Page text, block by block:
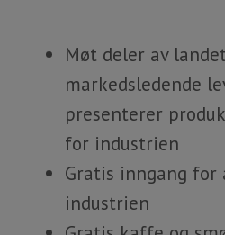
Møt deler av
markedsledende
presenterer
for industrien
Gratis inngang for
industrien